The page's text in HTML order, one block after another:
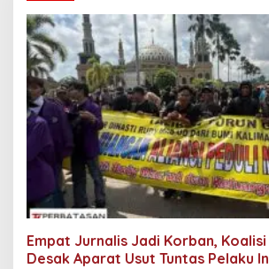
Empat Jurnalis Jadi Korban,
Desak Aparat Usut Tuntas Pelaku